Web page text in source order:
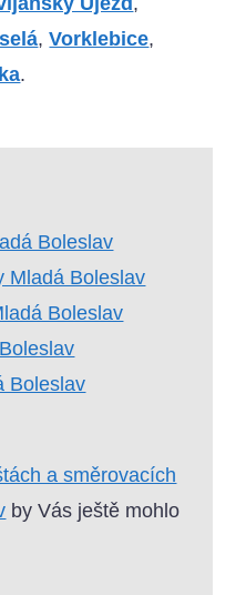
,Vorklebice,
.
Boleslav
Mladá Boleslav
Boleslav
Boleslav
a směrovacích
by Vás ještě mohlo